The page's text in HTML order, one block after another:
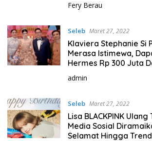
Fery Berau
Seleb Maret 27, 2022
Klaviera Stephanie Si
Merasa Istimewa,
Hermes Rp 300 Juta
admin
Seleb Maret 27, 2022
Lisa BLACKPINK
Media Sosial
Selamat Hingga